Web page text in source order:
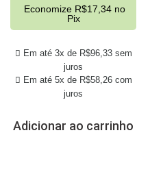
Em até 3x de R$96,33sem
juros
Em até 5x de R$58,26com
juros
Economize R$17,34 no
Pix
Adicionar ao carrinho